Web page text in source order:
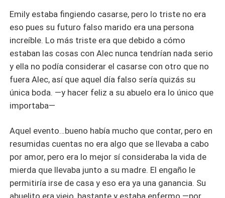
Emily estaba fingiendo casarse, pero lo triste no era
eso pues su futuro falso marido era una persona
increíble. Lo más triste era que debido a cómo
estaban las cosas con Alec nunca tendrían nada serio
y ella no podía considerar el casarse con otro que no
fuera Alec, así que aquel día falso sería quizás su
única boda. —y hacer feliz a su abuelo era lo único que
importaba—
Aquel evento…bueno había mucho que contar, pero en
resumidas cuentas no era algo que se llevaba a cabo
por amor, pero era lo mejor sí consideraba la vida de
mierda que llevaba junto a su madre. El engaño le
permitiría irse de casa y eso era ya una ganancia. Su